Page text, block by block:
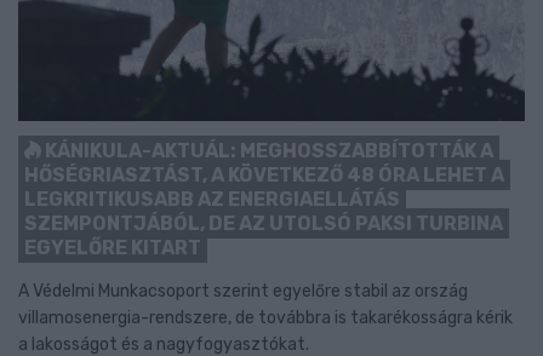
KÁNIKULA-AKTUÁL: MEGHOSSZABBÍTOTTÁK A
HŐSÉGRIASZTÁST, A KÖVETKEZŐ 48 ÓRA LEHET A
LEGKRITIKUSABB AZ ENERGIAELLÁTÁS
SZEMPONTJÁBÓL, DE AZ UTOLSÓ PAKSI TURBINA
EGYELŐRE KITART
A Védelmi Munkacsoport szerint egyelőre stabil az ország
villamosenergia-rendszere, de továbbra is takarékosságra kérik
a lakosságot és a nagyfogyasztókat.